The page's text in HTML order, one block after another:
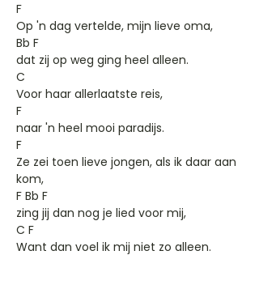
F
Op 'n dag vertelde, mijn lieve oma,
Bb F
dat zij op weg ging heel alleen.
C
Voor haar allerlaatste reis,
F
naar 'n heel mooi paradijs.
F
Ze zei toen lieve jongen, als ik daar aan
kom,
F Bb F
zing jij dan nog je lied voor mij,
C F
Want dan voel ik mij niet zo alleen.